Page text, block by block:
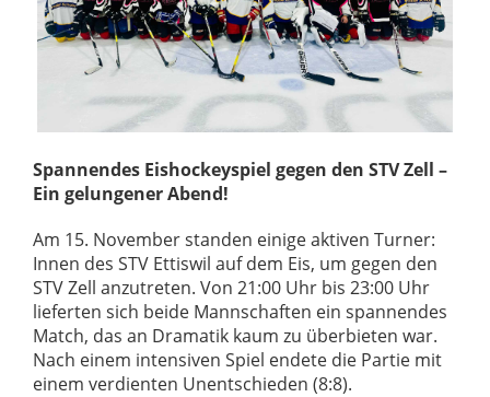
Spannendes Eishockeyspiel gegen den STV Zell –
Ein gelungener Abend!
Am 15. November standen einige aktiven Turner:
Innen des STV Ettiswil auf dem Eis, um gegen den
STV Zell anzutreten. Von 21:00 Uhr bis 23:00 Uhr
lieferten sich beide Mannschaften ein spannendes
Match, das an Dramatik kaum zu überbieten war.
Nach einem intensiven Spiel endete die Partie mit
einem verdienten Unentschieden (8:8).